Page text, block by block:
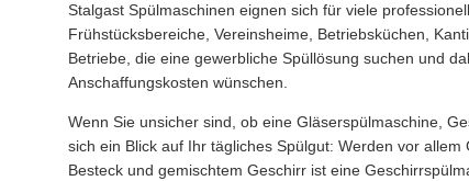
Stalgast Spülmaschinen eignen sich für viele
Frühstücksbereiche, Vereinsheime, Betriebsküchen,
Betriebe, die eine gewerbliche Spüllösung suchen und
Anschaffungskosten wünschen.
Wenn Sie unsicher sind, ob eine Gläserspülmaschine,
sich ein Blick auf Ihr tägliches Spülgut: Werden vor
Besteck und gemischtem Geschirr ist eine